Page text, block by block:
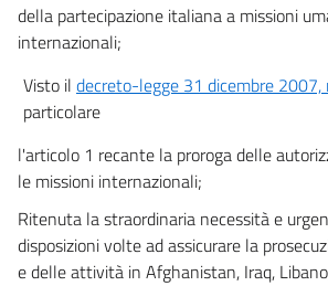
della partecipazione italiana a missioni
internazionali;
Visto il decreto-legge 31 dicembre 2007,
particolare
l'articolo 1 recante la proroga delle
le missioni internazionali;
Ritenuta la straordinaria necessità e
disposizioni volte ad assicurare la
e delle attività in Afghanistan, Iraq,